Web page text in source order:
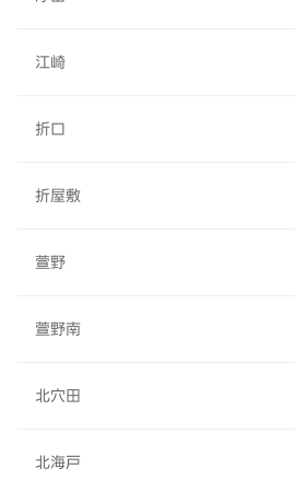
江崎
折口
折屋敷
萱野
萱野南
北穴田
北海戸